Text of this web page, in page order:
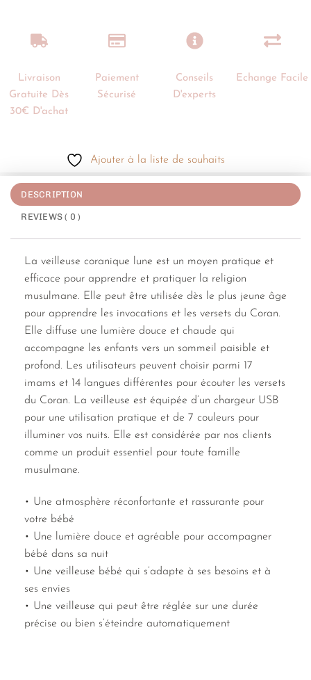
Livraison
Gratuite Dès
30€ D'achat
Paiement
Sécurisé
Conseils
D'experts
Echange Facile
Ajouter à la liste de souhaits
DESCRIPTION
REVIEWS ( 0 )
La veilleuse coranique lune est un moyen pratique et
efficace pour apprendre et pratiquer la religion
musulmane. Elle peut être utilisée dès le plus jeune âge
pour apprendre les invocations et les versets du Coran.
Elle diffuse une lumière douce et chaude qui
accompagne les enfants vers un sommeil paisible et
profond. Les utilisateurs peuvent choisir parmi 17
imams et 14 langues différentes pour écouter les versets
du Coran. La veilleuse est équipée d’un chargeur USB
pour une utilisation pratique et de 7 couleurs pour
illuminer vos nuits. Elle est considérée par nos clients
comme un produit essentiel pour toute famille
musulmane.
• Une atmosphère réconfortante et rassurante pour
votre bébé
• Une lumière douce et agréable pour accompagner
bébé dans sa nuit
• Une veilleuse bébé qui s’adapte à ses besoins et à
ses envies
• Une veilleuse qui peut être réglée sur une durée
précise ou bien s’éteindre automatiquement